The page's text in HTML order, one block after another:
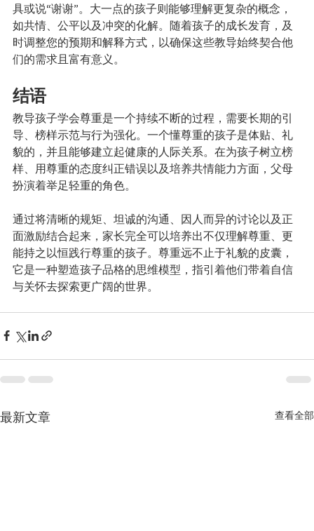
具或说“谢谢”。大一点的孩子则能够理解更复杂的概念，
如共情、公平以及冲突的化解。随着孩子的成长发育，及
时调整您的预期和解释方式，以确保这些教导始终契合他
们的需求且富有意义。
结语
教导孩子学会尊重是一个持续不断的过程，需要长期的引
导、榜样示范与行为强化。一个懂尊重的孩子是体贴、礼
貌的，并且能够建立起健康的人际关系。在为孩子树立榜
样、用尊重的态度纠正错误以及培养共情能力方面，父母
扮演着举足轻重的角色。
通过将清晰的规矩、坦诚的沟通、因人而异的讨论以及正
面激励结合起来，家长完全可以培养出不仅理解尊重、更
能持之以恒践行尊重的孩子。尊重远不止于礼貌的皮囊，
它是一种塑造孩子品格的思维模型，指引着他们带着自信
与关怀去探索更广阔的世界。
最新文章 查看全部